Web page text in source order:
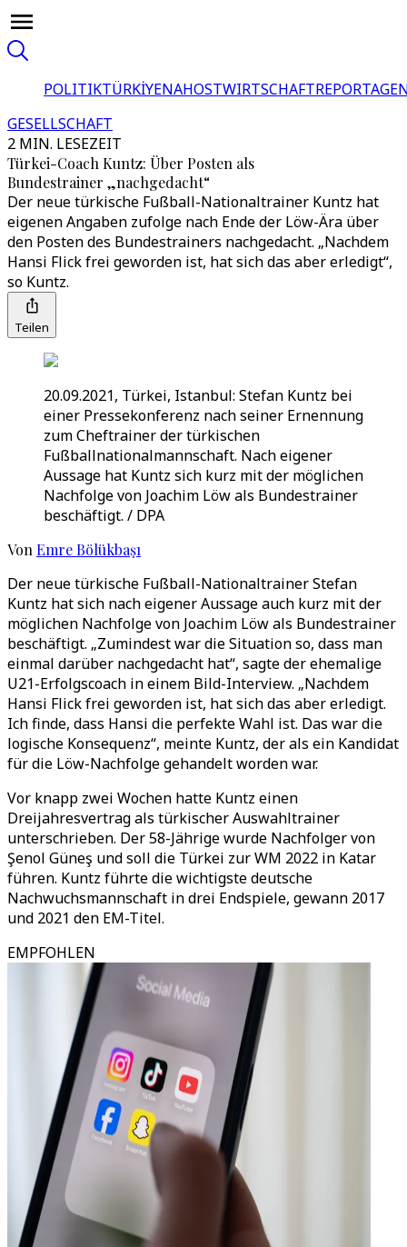
POLITIKTÜRKİYENAHOSTWIRTSCHAFT
GESELLSCHAFT
2 MIN. LESEZEIT
Türkei-Coach Kuntz: Über Posten als
Bundestrainer „nachgedacht“
Der neue türkische Fußball-Nationaltrainer Kuntz hat
eigenen Angaben zufolge nach Ende der Löw-Ära über
den Posten des Bundestrainers nachgedacht. „Nachdem
Hansi Flick frei geworden ist, hat sich das aber erledigt“,
so Kuntz.
Teilen
20.09.2021, Türkei, Istanbul: Stefan Kuntz bei
einer Pressekonferenz nach seiner Ernennung
zum Cheftrainer der türkischen
Fußballnationalmannschaft. Nach eigener
Aussage hat Kuntz sich kurz mit der möglichen
Nachfolge von Joachim Löw als Bundestrainer
beschäftigt. / DPA
Von Emre Bölükbaşı
Der neue türkische Fußball-Nationaltrainer Stefan
Kuntz hat sich nach eigener Aussage auch kurz mit der
möglichen Nachfolge von Joachim Löw als Bundestrainer
beschäftigt. „Zumindest war die Situation so, dass man
einmal darüber nachgedacht hat“, sagte der ehemalige
U21-Erfolgscoach in einem Bild-Interview. „Nachdem
Hansi Flick frei geworden ist, hat sich das aber erledigt.
Ich finde, dass Hansi die perfekte Wahl ist. Das war die
logische Konsequenz“, meinte Kuntz, der als ein Kandidat
für die Löw-Nachfolge gehandelt worden war.
Vor knapp zwei Wochen hatte Kuntz einen
Dreijahresvertrag als türkischer Auswahltrainer
unterschrieben. Der 58-Jährige wurde Nachfolger von
Şenol Güneş und soll die Türkei zur WM 2022 in Katar
führen. Kuntz führte die wichtigste deutsche
Nachwuchsmannschaft in drei Endspiele, gewann 2017
und 2021 den EM-Titel.
EMPFOHLEN